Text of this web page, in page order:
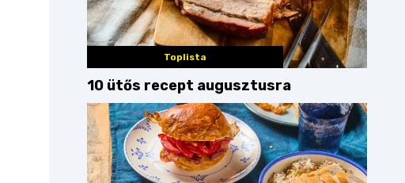
Toplista
10 ütős recept augusztusra